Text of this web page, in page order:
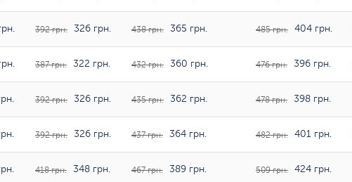
392 грн. 326 грн. 438 грн. 365 грн. 485 грн. 404 грн.
387 грн. 322 грн. 432 грн. 360 грн. 476 грн. 396 грн.
392 грн. 326 грн. 435 грн. 362 грн. 478 грн. 398 грн.
392 грн. 326 грн. 437 грн. 364 грн. 482 грн. 401 грн.
418 грн. 348 грн. 467 грн. 389 грн. 509 грн. 424 грн.